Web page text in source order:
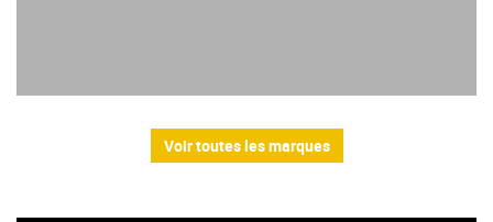
Voir toutes les marques